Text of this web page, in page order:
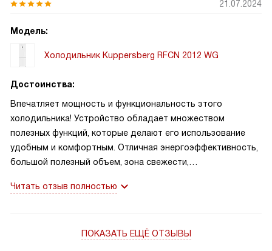
21.07.2024
Модель:
Холодильник Kuppersberg RFCN 2012 WG
Достоинства:
Впечатляет мощность и функциональность этого
холодильника! Устройство обладает множеством
полезных функций, которые делают его использование
удобным и комфортным. Отличная энергоэффективность,
большой полезный объем, зона свежести,
незаменимым помощником на кухне!
Читать отзыв полностью
ПОКАЗАТЬ ЕЩЁ ОТЗЫВЫ